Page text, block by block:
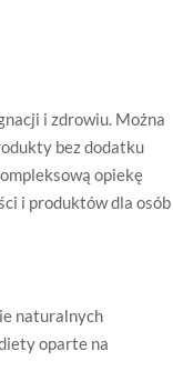
i zdrowiu. Można
bez dodatku
opiekę
i produktów dla osób
naturalnych
oparte na